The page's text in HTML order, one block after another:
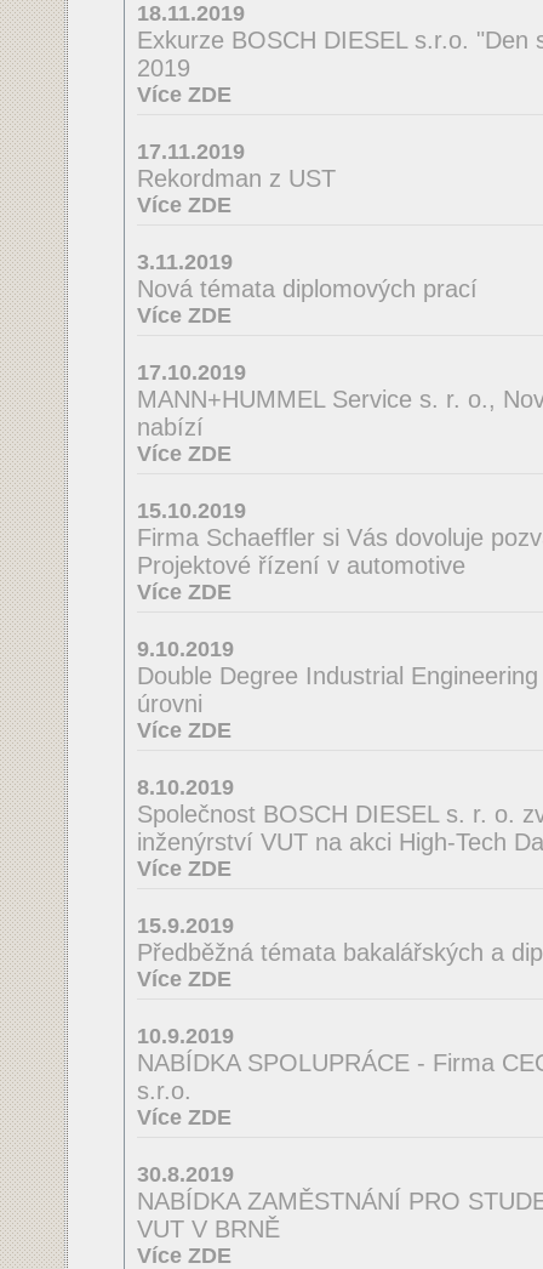
18.11.2019
Exkurze BOSCH DIESEL s.r.o. "Den
2019
Více ZDE
17.11.2019
Rekordman z UST
Více ZDE
3.11.2019
Nová témata diplomových prací
Více ZDE
17.10.2019
MANN+HUMMEL Service s. r. o.,
nabízí
Více ZDE
15.10.2019
Firma Schaeffler si Vás dovoluje
Projektové řízení v automotive
Více ZDE
9.10.2019
Double Degree Industrial
úrovni
Více ZDE
8.10.2019
Společnost BOSCH DIESEL s. r. o.
inženýrství VUT na akci High-Tech
Více ZDE
15.9.2019
Předběžná témata bakalářských a
Více ZDE
10.9.2019
NABÍDKA SPOLUPRÁCE - Firma
s.r.o.
Více ZDE
30.8.2019
NABÍDKA ZAMĚSTNÁNÍ PRO
VUT V BRNĚ
Více ZDE